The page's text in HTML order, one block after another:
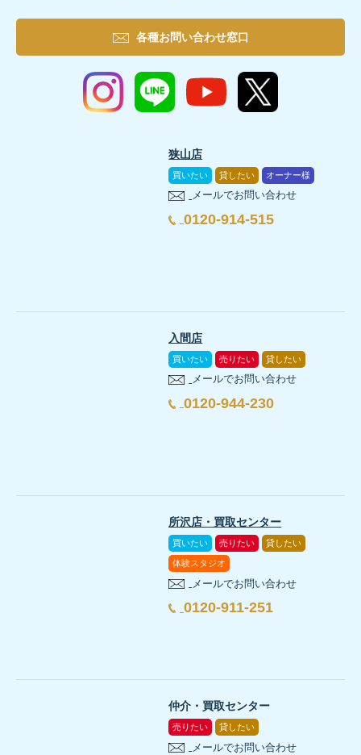
各種お問い合わせ窓口
狭山店
買いたい 貸したい オーナー様
メールでお問い合わせ
0120-914-515
入間店
買いたい 売りたい 貸したい
メールでお問い合わせ
0120-944-230
所沢店・買取センター
買いたい 売りたい 貸したい
体験スタジオ
メールでお問い合わせ
0120-911-251
仲介・買取センター
売りたい 貸したい
メールでお問い合わせ